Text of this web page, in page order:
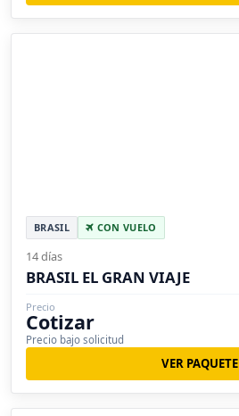
BRASIL CON VUELO
14 días
BRASIL EL GRAN VIAJE
Precio
Cotizar
Precio bajo solicitud
VER PAQUETE